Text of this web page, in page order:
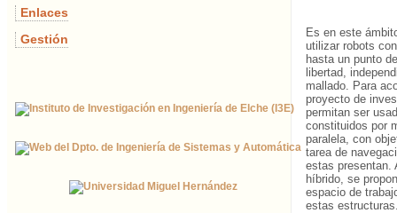
Enlaces
Gestión
Es en este
utilizar robots
hasta un punto
libertad,
mallado. Para
proyecto de
permitan ser
constituidos por
paralela, con
tarea de
estas presentan.
híbrido, se
espacio de
estas